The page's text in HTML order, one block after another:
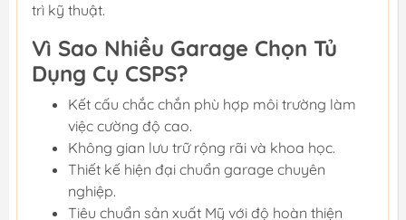
trì kỹ thuật.
Vì Sao Nhiều Garage Chọn Tủ
Dụng Cụ CSPS?
Kết cấu chắc chắn phù hợp môi trường làm
việc cường độ cao.
Không gian lưu trữ rộng rãi và khoa học.
Thiết kế hiện đại chuẩn garage chuyên
nghiệp.
Tiêu chuẩn sản xuất Mỹ với độ hoàn thiện